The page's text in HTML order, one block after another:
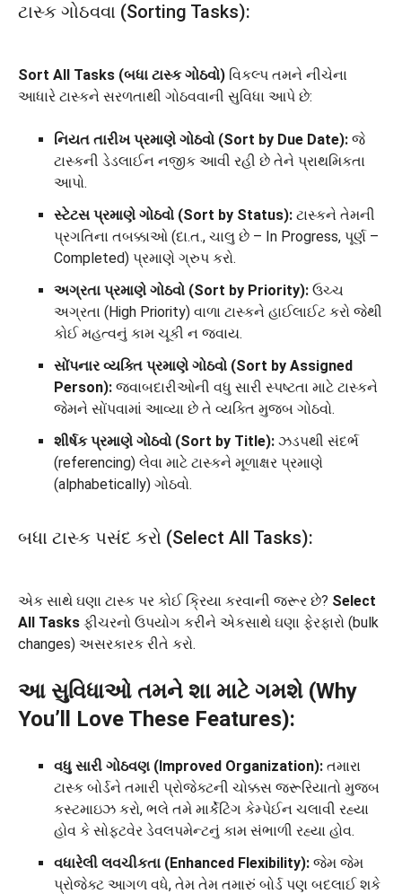
ટાસ્ક ગોઠવવા (Sorting Tasks):
Sort All Tasks (બધા ટાસ્ક ગોઠવો) વિકલ્પ તમને નીચેના
આધારે ટાસ્કને સરળતાથી ગોઠવવાની સુવિધા આપે છે:
નિયત તારીખ પ્રમાણે ગોઠવો (Sort by Due Date): જે
ટાસ્કની ડેડલાઈન નજીક આવી રહી છે તેને પ્રાથમિકતા
આપો.
સ્ટેટસ પ્રમાણે ગોઠવો (Sort by Status): ટાસ્કને તેમની
પ્રગતિના તબક્કાઓ (દા.ત., ચાલુ છે – In Progress, પૂર્ણ –
Completed) પ્રમાણે ગ્રુપ કરો.
અગ્રતા પ્રમાણે ગોઠવો (Sort by Priority): ઉચ્ચ
અગ્રતા (High Priority) વાળા ટાસ્કને હાઈલાઈટ કરો જેથી
કોઈ મહત્વનું કામ ચૂકી ન જવાય.
સોંપનાર વ્યક્તિ પ્રમાણે ગોઠવો (Sort by Assigned
Person): જવાબદારીઓની વધુ સારી સ્પષ્ટતા માટે ટાસ્કને
જેમને સોંપવામાં આવ્યા છે તે વ્યક્તિ મુજબ ગોઠવો.
શીર્ષક પ્રમાણે ગોઠવો (Sort by Title): ઝડપથી સંદર્ભ
(referencing) લેવા માટે ટાસ્કને મૂળાક્ષર પ્રમાણે
(alphabetically) ગોઠવો.
બધા ટાસ્ક પસંદ કરો (Select All Tasks):
એક સાથે ઘણા ટાસ્ક પર કોઈ ક્રિયા કરવાની જરૂર છે? Select
All Tasks ફીચરનો ઉપયોગ કરીને એકસાથે ઘણા ફેરફારો (bulk
changes) અસરકારક રીતે કરો.
આ સુવિધાઓ તમને શા માટે ગમશે (Why
You’ll Love These Features):
વધુ સારી ગોઠવણ (Improved Organization): તમારા
ટાસ્ક બોર્ડને તમારી પ્રોજેક્ટની ચોક્કસ જરૂરિયાતો મુજબ
કસ્ટમાઇઝ કરો, ભલે તમે માર્કેટિંગ કેમ્પેઈન ચલાવી રહ્યા
હોવ કે સોફ્ટવેર ડેવલપમેન્ટનું કામ સંભાળી રહ્યા હોવ.
વધારેલી લવચીકતા (Enhanced Flexibility): જેમ જેમ
પ્રોજેક્ટ આગળ વધે, તેમ તેમ તમારું બોર્ડ પણ બદલાઈ શકે